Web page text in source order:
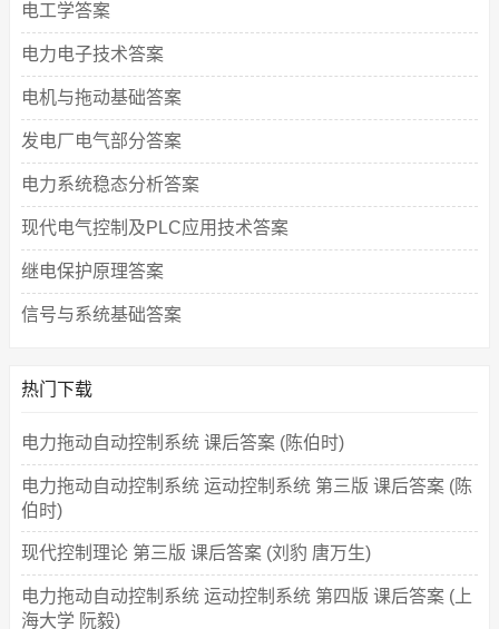
电工学答案
电力电子技术答案
电机与拖动基础答案
发电厂电气部分答案
电力系统稳态分析答案
现代电气控制及PLC应用技术答案
继电保护原理答案
信号与系统基础答案
热门下载
电力拖动自动控制系统 课后答案 (陈伯时)
电力拖动自动控制系统 运动控制系统 第三版 课后答案 (陈
伯时)
现代控制理论 第三版 课后答案 (刘豹 唐万生)
电力拖动自动控制系统 运动控制系统 第四版 课后答案 (上
海大学 阮毅)